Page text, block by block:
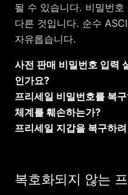
될 수 있습니다. 비밀번
다른 것입니다. 순수
자유롭습니다.
사전 판매 비밀번호 입력
인가요?
프리세일 비밀번호를 복
체계를 훼손하는가?
프리세일 지갑을 복구하
복호화되지 않는